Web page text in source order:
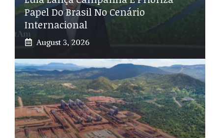
Papel Do Brasil No Cenário
Internacional
August 3, 2026